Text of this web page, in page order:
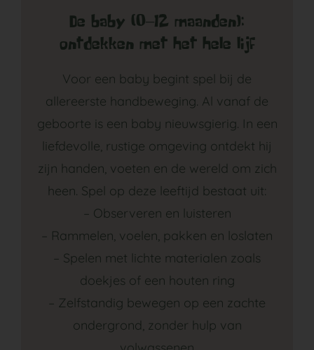
De baby (0–12 maanden):
ontdekken met het hele lijf
Voor een baby begint spel bij de
allereerste handbeweging. Al vanaf de
geboorte is een baby nieuwsgierig. In een
liefdevolle, rustige omgeving ontdekt hij
zijn handen, voeten en de wereld om zich
heen. Spel op deze leeftijd bestaat uit:
– Observeren en luisteren
– Rammelen, voelen, pakken en loslaten
– Spelen met lichte materialen zoals
doekjes of een houten ring
– Zelfstandig bewegen op een zachte
ondergrond, zonder hulp van